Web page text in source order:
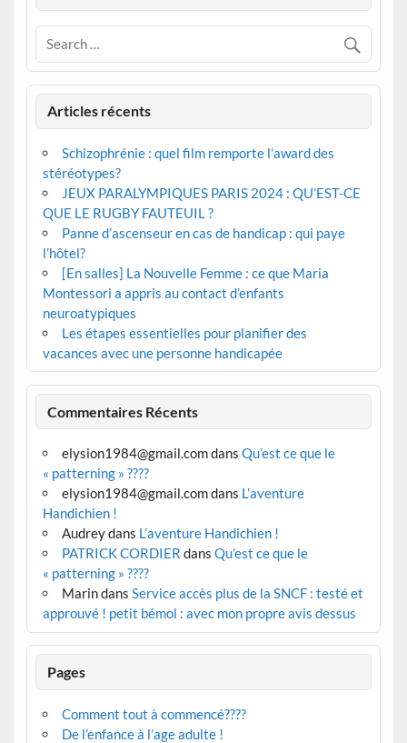
Articles récents
Schizophrénie : quel film remporte l’award des
stéréotypes?
JEUX PARALYMPIQUES PARIS 2024 : QU’EST-CE
QUE LE RUGBY FAUTEUIL ?
Panne d’ascenseur en cas de handicap : qui paye
l’hôtel?
[En salles] La Nouvelle Femme : ce que Maria
Montessori a appris au contact d’enfants
neuroatypiques
Les étapes essentielles pour planifier des
vacances avec une personne handicapée
Commentaires Récents
elysion1984@gmail.comdans Qu’est ce que le
« patterning » ????
elysion1984@gmail.comdans L’aventure
Handichien !
Audreydans L’aventure Handichien !
PATRICK CORDIER dans Qu’est ce que le
« patterning » ????
Marindans Service accès plus de la SNCF : testé et
approuvé ! petit bémol : avec mon propre avis dessus
Pages
Comment tout à commencé????
De l’enfance à l’age adulte !